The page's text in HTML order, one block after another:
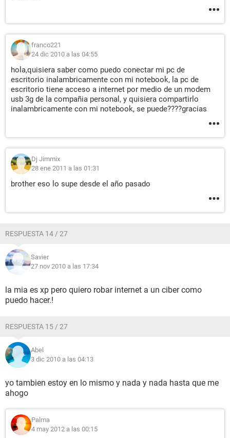
franco221
24 dic 2010 a las 04:55
hola,quisiera saber como puedo conectar mi pc de
escritorio inalambricamente con mi notebook, la pc de
escritorio tiene acceso a internet por medio de un modem
usb 3g de la compañia personal, y quisiera compartirlo
inalambricamente con mi notebook, se puede????gracias
Dj Jimmix
28 ene 2011 a las 01:31
brother eso lo supe desde el año pasado
RESPUESTA 14 / 27
Savier
27 nov 2010 a las 17:34
la mia es xp pero quiero robar internet a un ciber como
puedo hacer.!
RESPUESTA 15 / 27
Abel
3 dic 2010 a las 04:13
yo tambien estoy en lo mismo y nada y nada hasta que me
ahogo
Palma
4 may 2012 a las 00:15